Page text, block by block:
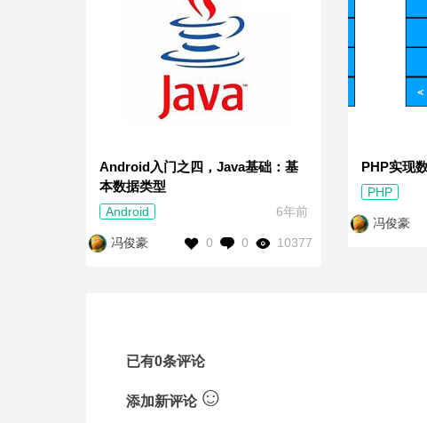
Android入门之四，Java基础：基
本数据类型
Android 6年前
冯俊豪 10377
0
0
PHP实现
PHP
冯俊豪
已有0条评论
添加新评论☺